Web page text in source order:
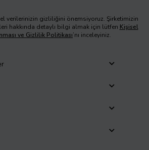
verilerinizin gizliliğini önemsiyoruz. Şirketimizin
hakkında detaylı bilgi almak için lütfen Kişisel
ve Gizlilik Politikası’nı inceleyiniz.